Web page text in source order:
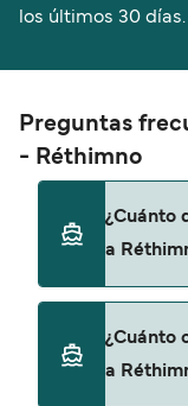
los últimos 30
Preguntas
- Réthimno
¿Cuánto
a
Réthimno es
¿Cuánto
a